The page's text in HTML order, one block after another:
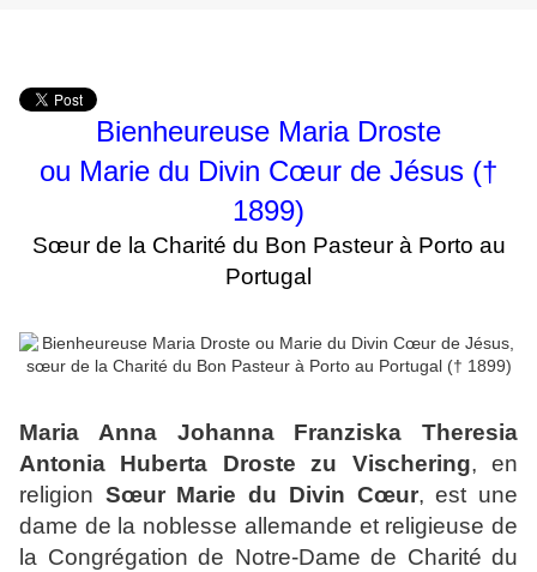
Bienheureuse Maria Droste
ou Marie du Divin Cœur de Jésus (†
1899)
Sœur de la Charité du Bon Pasteur à Porto au
Portugal
Maria Anna Johanna Franziska Theresia
Antonia Huberta Droste zu Vischering, en
religion Sœur Marie du Divin Cœur, est une
dame de la noblesse allemande et religieuse de
la Congrégation de Notre-Dame de Charité du